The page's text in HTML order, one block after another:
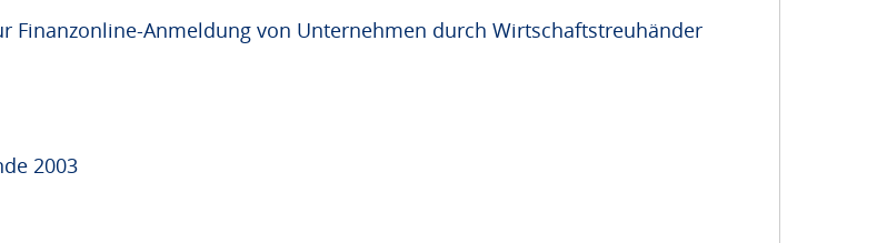
Finanzonline-Anmeldung von Unternehmen durch Wirtschaftstreuhänder
2003